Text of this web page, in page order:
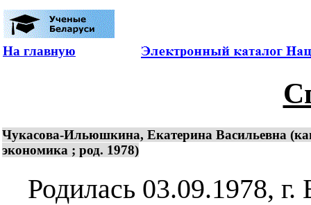
На главную
Чукасова-Ильюшкина, Екатерина Васильевна
экономика ; род. 1978)
Родилась 03.09.1978, г.